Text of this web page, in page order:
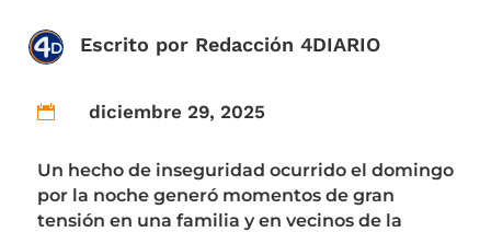
Escrito por Redacción 4DIARIO
 diciembre 29, 2025
Un hecho de inseguridad ocurrido el domingo
por la noche generó momentos de gran
tensión en una familia y en vecinos de la